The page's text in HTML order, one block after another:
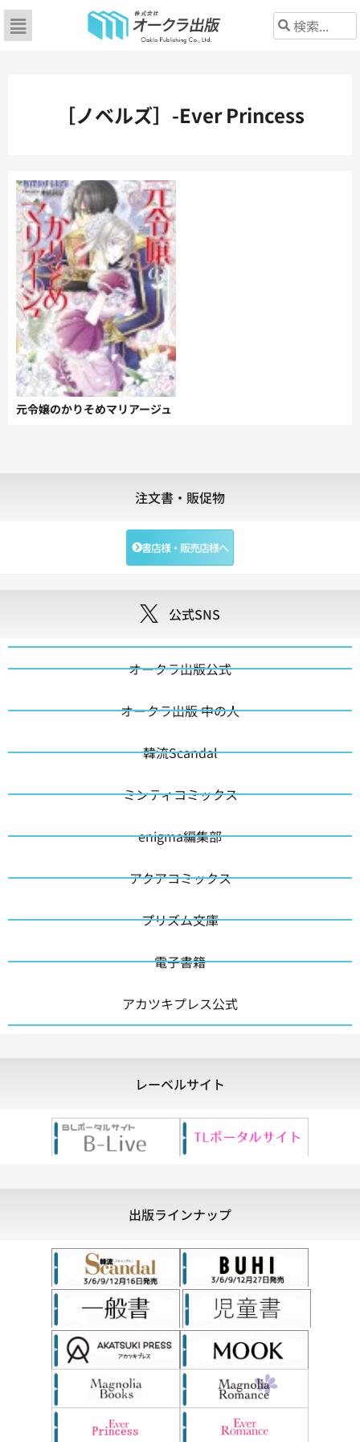
［ノベルズ］-Ever Princess
元令嬢のかりそめマリアージュ
注文書・販促物
書店様・販売店様へ
公式SNS
オークラ出版公式
オークラ出版 中の人
韓流Scandal
ミンティコミックス
enigma編集部
アクアコミックス
プリズム文庫
電子書籍
アカツキプレス公式
レーベルサイト
出版ラインナップ